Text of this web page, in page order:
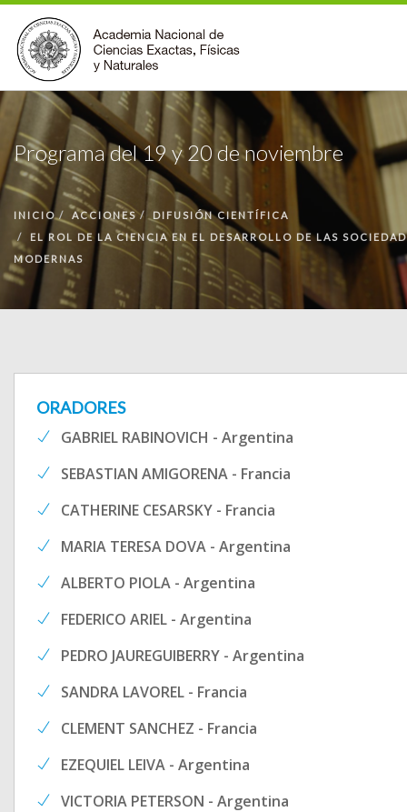
INSTITUCIONAL
ACCIONES
PREMIOS
BECAS
BIBLIOTECA
COMUNIDAD
VOLVER A LA PÁGINA INICIAL
Programa del 19 y 20 de noviembre
INICIO ACCIONES
DIFUSIÓN CIENTÍFICA
EL ROL DE LA CIENCIA EN EL DESARROLLO DE LAS
MODERNAS
ORADORES
GABRIEL RABINOVICH - Argentina
SEBASTIAN AMIGORENA - Francia
CATHERINE CESARSKY - Francia
MARIA TERESA DOVA - Argentina
ALBERTO PIOLA - Argentina
FEDERICO ARIEL - Argentina
PEDRO JAUREGUIBERRY - Argentina
SANDRA LAVOREL - Francia
CLEMENT SANCHEZ - Francia
EZEQUIEL LEIVA - Argentina
VICTORIA PETERSON - Argentina